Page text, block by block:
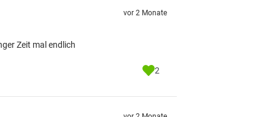
Zeit mal endlich
vor 2 Monate
2